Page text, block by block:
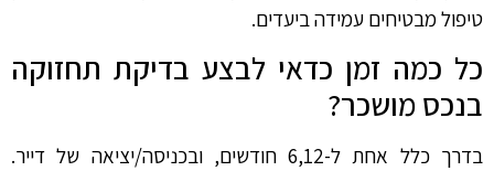
טיפול מבטיחים עמידה ביעדים.
כל כמה זמן כדאי לבצע בדיקת תחזוקה
בנכס מושכר?
בדרך כלל אחת ל-6,12 חודשים, ובכניסה/יציאה של דייר.